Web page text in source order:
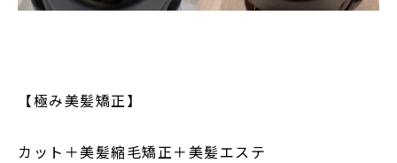
【極み美髪矯正】
カット＋美髪縮毛矯正＋美髪エステ